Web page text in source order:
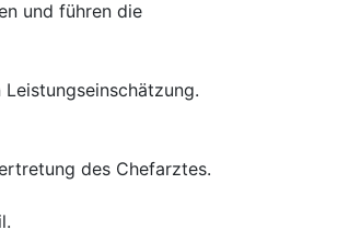
und führen die
des Chefarztes.